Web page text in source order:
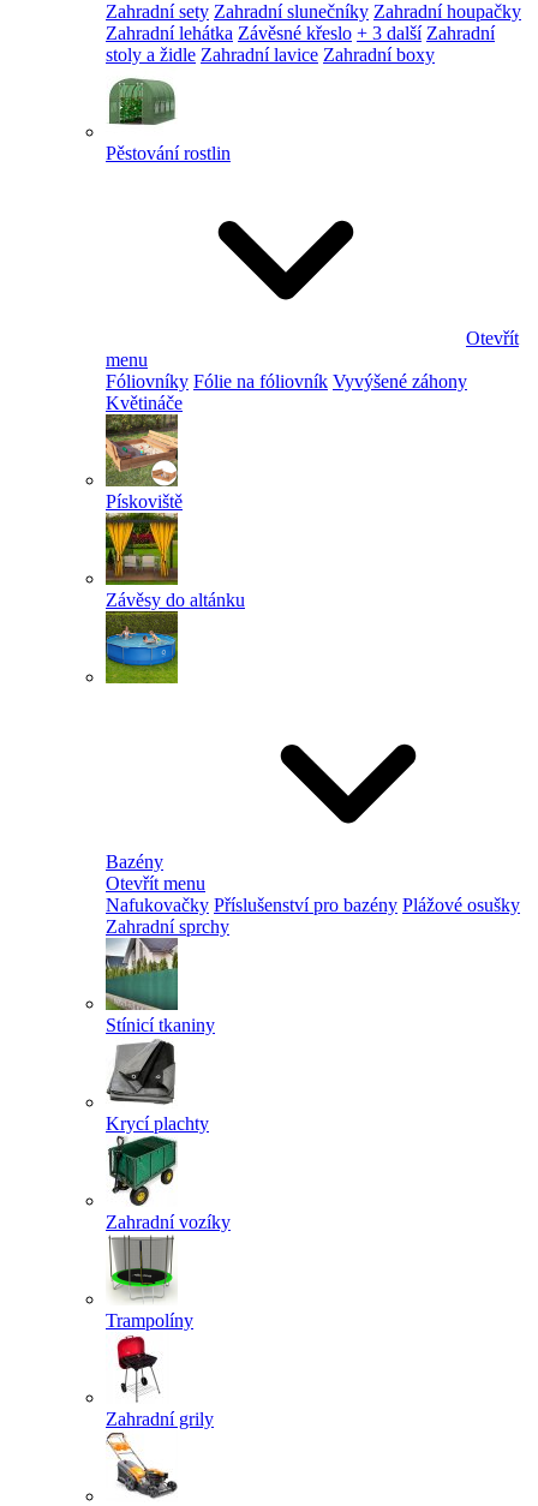
Zahradní sety Zahradní slunečníky Zahradní houpačky
Zahradní lehátka Závěsné křeslo + 3 další Zahradní
stoly a židle Zahradní lavice Zahradní boxy
Pěstování rostlin
Otevřít
menu
Fóliovníky Fólie na fóliovník Vyvýšené záhony
Květináče
Pískoviště
Závěsy do altánku
Bazény
Otevřít menu
Nafukovačky Příslušenství pro bazény Plážové osušky
Zahradní sprchy
Stínicí tkaniny
Krycí plachty
Zahradní vozíky
Trampolíny
Zahradní grily